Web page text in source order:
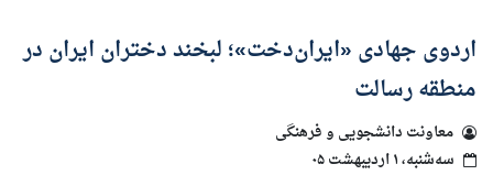
اردوی جهادی «ایران‌دخت»؛ لبخند دختران ایران در
منطقه رسالت
معاونت دانشجویی و فرهنگی
سه‌شنبه، ۱ اردیبهشت ۰۵